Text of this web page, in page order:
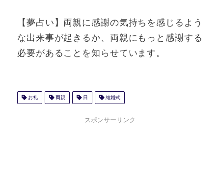
【夢占い】両親に感謝の気持ちを感じるよう
な出来事が起きるか、両親にもっと感謝する
必要があることを知らせています。
お礼 両親 日 結婚式
スポンサーリンク